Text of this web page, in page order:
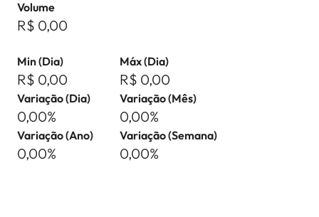
Volume
R$ 0,00
Min (Dia)
R$ 0,00
Máx (Dia)
R$ 0,00
Variação (Dia)
0,00%
Variação (Mês)
0,00%
Variação (Ano)
0,00%
Variação (Semana)
0,00%